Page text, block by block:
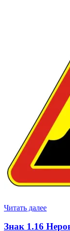
Читать далее
Знак 1.16